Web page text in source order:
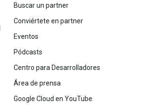
Buscar un partner
Conviértete en partner
Eventos
Pódcasts
Centro para Desarrolladores
Área de prensa
Google Cloud en YouTube